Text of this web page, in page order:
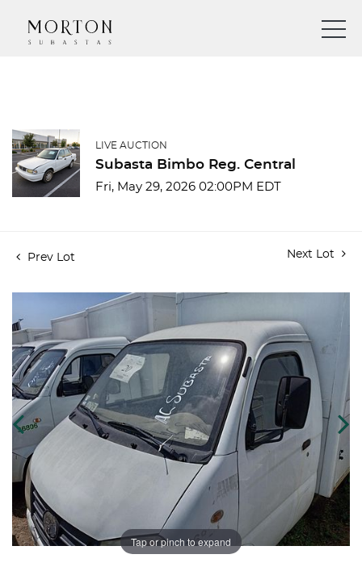
LIVE AUCTION
Subasta Bimbo Reg. Central
Fri, May 29, 2026 02:00PM EDT
Prev Lot Next Lot
Tap or pinch to expand